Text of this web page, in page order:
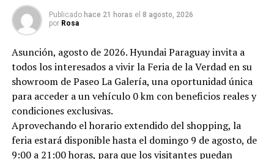
Publicado hace 21 horas el 8 agosto, 2026
por Rosa
Asunción, agosto de 2026. Hyundai Paraguay invita a
todos los interesados a vivir la Feria de la Verdad en su
showroom de Paseo La Galería, una oportunidad única
para acceder a un vehículo 0 km con beneficios reales y
condiciones exclusivas.
Aprovechando el horario extendido del shopping, la
feria estará disponible hasta el domingo 9 de agosto, de
9:00 a 21:00 horas, para que los visitantes puedan